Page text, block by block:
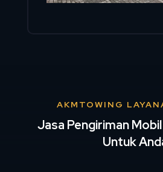
AKMTOWING
Jasa Pengiriman
Untuk